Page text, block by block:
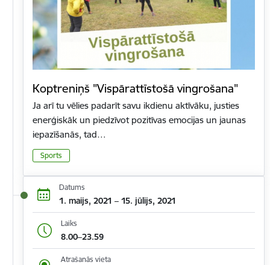
Koptreniņš "Vispārattīstošā vingrošana"
Ja arī tu vēlies padarīt savu ikdienu aktīvāku, justies
enerģiskāk un piedzīvot pozitīvas emocijas un jaunas
iepazīšanās, tad…
Sports
Datums
1. maijs, 2021 – 15. jūlijs, 2021
Laiks
8.00–23.59
Atrašanās vieta